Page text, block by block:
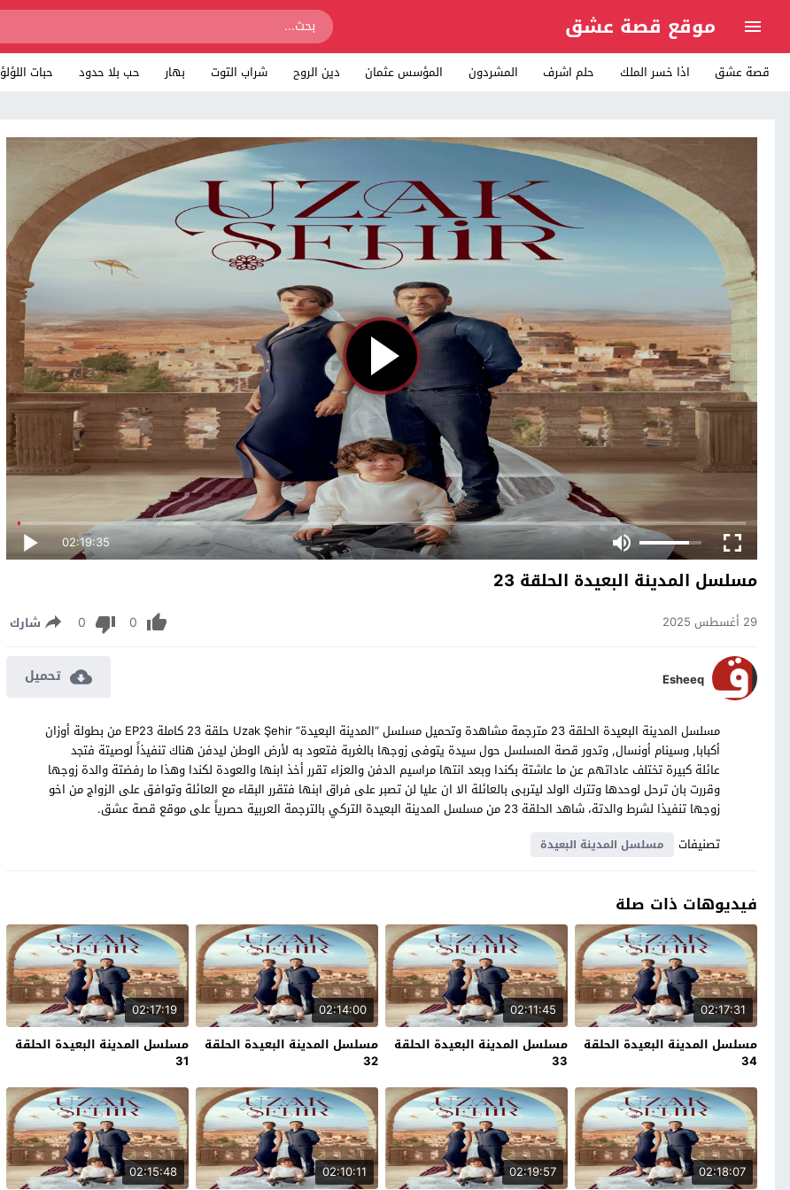
موقع قصة عشق
قصة عشق اذا خسر الملك حلم اشرف المشردون المؤسس عثمان دين الروح شراب التوت بهار حب بلا حدود حبات اللؤلؤ
02:19:35
مسلسل المدينة البعيدة الحلقة 23
29 أغسطس 2025 0
0 شارك
Esheeq تحميل
مسلسل المدينة البعيدة الحلقة 23 مترجمة مشاهدة وتحميل مسلسل “المدينة البعيدة” Uzak Şehir حلقة 23 كاملة EP23 من بطولة أوزان
أكبابا, وسينام أونسال, وتدور قصة المسلسل حول سيدة يتوفى زوجها بالغربة فتعود به لأرض الوطن ليدفن هناك تنفيذاً لوصيتة فتجد
عائلة كبيرة تختلف عاداتهم عن ما عاشتة بكندا وبعد انتها مراسيم الدفن والعزاء تقرر أخذ ابنها والعودة لكندا وهذا ما رفضتة والدة زوجها
وقررت بان ترحل لوحدها وتترك الولد ليتربى بالعائلة الا ان عليا لن تصبر على فراق ابنها فتقرر البقاء مع العائلة وتوافق على الزواج من اخو
زوجها تنفيذا لشرط والدتة، شاهد الحلقة 23 من مسلسل المدينة البعيدة التركي بالترجمة العربية حصرياً على موقع قصة عشق.
تصنيفات
مسلسل المدينة البعيدة
فيديوهات ذات صلة
02:17:31
مسلسل المدينة البعيدة الحلقة
34
02:11:45
مسلسل المدينة البعيدة الحلقة
33
02:14:00
مسلسل المدينة البعيدة الحلقة
32
02:17:19
مسلسل المدينة البعيدة الحلقة
31
02:18:07
02:19:57
02:10:11
02:15:48